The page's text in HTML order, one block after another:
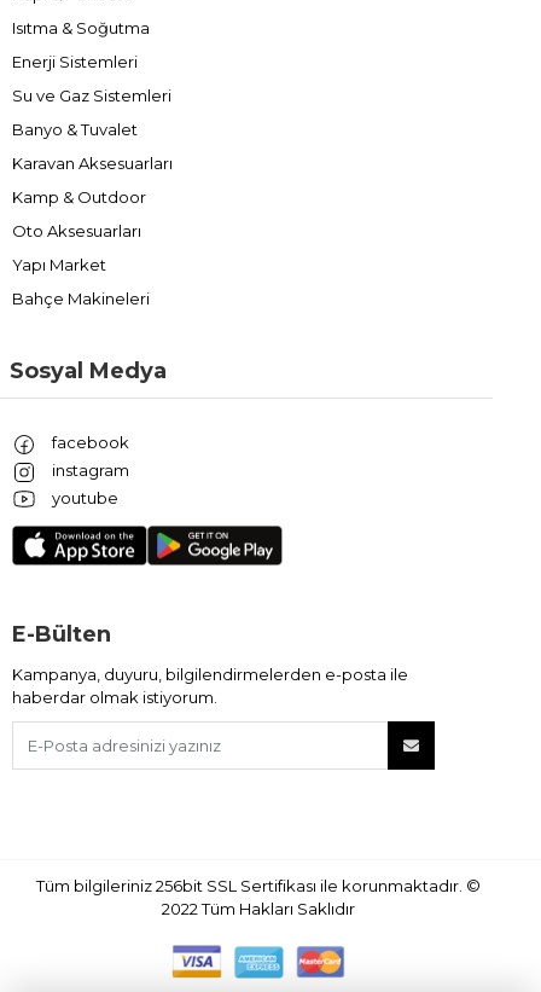
Isıtma & Soğutma
Enerji Sistemleri
Su ve Gaz Sistemleri
Banyo & Tuvalet
Karavan Aksesuarları
Kamp & Outdoor
Oto Aksesuarları
Yapı Market
Bahçe Makineleri
Sosyal Medya
facebook
instagram
youtube
E-Bülten
Kampanya, duyuru, bilgilendirmelerden e-posta ile
haberdar olmak istiyorum.
Tüm bilgileriniz 256bit SSL Sertifikası ile korunmaktadır. ©
2022Tüm Hakları Saklıdır